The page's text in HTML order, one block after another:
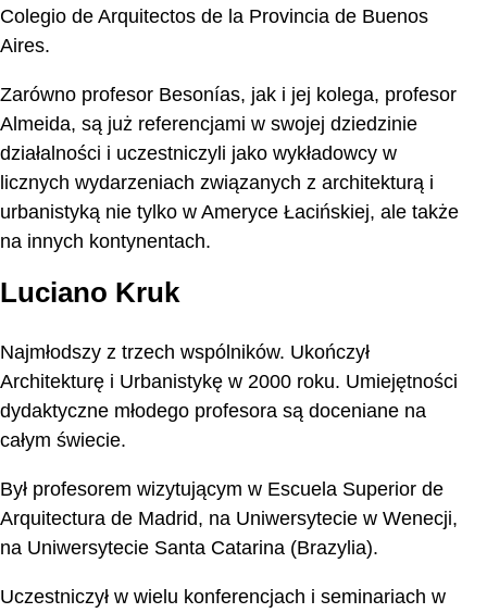
Colegio de Arquitectos de la Provincia de Buenos
Aires.
Zarówno profesor Besonías, jak i jej kolega, profesor
Almeida, są już referencjami w swojej dziedzinie
działalności i uczestniczyli jako wykładowcy w
licznych wydarzeniach związanych z architekturą i
urbanistyką nie tylko w Ameryce Łacińskiej, ale także
na innych kontynentach.
Luciano Kruk
Najmłodszy z trzech wspólników. Ukończył
Architekturę i Urbanistykę w 2000 roku. Umiejętności
dydaktyczne młodego profesora są doceniane na
całym świecie.
Był profesorem wizytującym w Escuela Superior de
Arquitectura de Madrid, na Uniwersytecie w Wenecji,
na Uniwersytecie Santa Catarina (Brazylia).
Uczestniczył w wielu konferencjach i seminariach w